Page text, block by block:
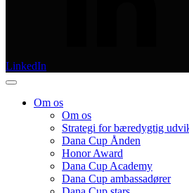
LinkedIn
Om os
Om os
Strategi for bæredygtig
Dana Cup Ånden
Honor Award
Dana Cup Academy
Dana Cup ambassadører